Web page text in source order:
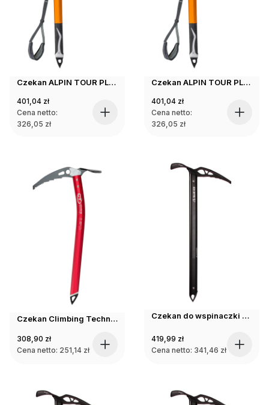
Czekan ALPIN TOUR PLUS 60cm Climbing Technology
401,04 zł
Cena netto:
326,05 zł
Czekan ALPIN TOUR PLUS 70cm Climbing Technology
401,04 zł
Cena netto:
326,05 zł
Czekan Climbing Technology Alpin Tour 50cm - czerwony
308,90 zł
Cena netto: 251,14 zł
Czekan do wspinaczki Blue Ice BLACKBIRD ICE AXE black 49cm
419,99 zł
Cena netto: 341,46 zł